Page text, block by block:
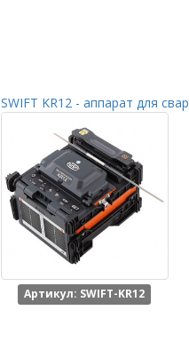
SWIFT KR12 - аппарат для
Артикул: SWIFT-KR12